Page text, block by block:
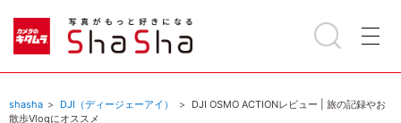
shasha DJI（ディージェーアイ）
DJI OSMO ACTIONレビュー | 旅の記録やお
散歩Vlogにオススメ